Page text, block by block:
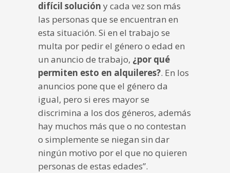
difícil solución y cada vez son más
las personas que se encuentran en
esta situación. Si en el trabajo se
multa por pedir el género o edad en
un anuncio de trabajo, ¿por qué
permiten esto en alquileres?. En los
anuncios pone que el género da
igual, pero si eres mayor se
discrimina a los dos géneros, además
hay muchos más que o no contestan
o simplemente se niegan sin dar
ningún motivo por el que no quieren
personas de estas edades”.